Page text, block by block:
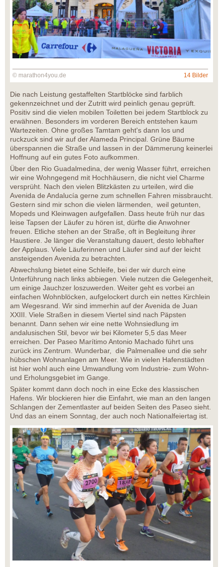
© marathon4you.de 14 Bilder
Die nach Leistung gestaffelten Startblöcke sind farblich
gekennzeichnet und der Zutritt wird peinlich genau geprüft.
Positiv sind die vielen mobilen Toiletten bei jedem Startblock zu
erwähnen. Besonders im vorderen Bereich entstehen kaum
Wartezeiten. Ohne großes Tamtam geht's dann los und
ruckzuck sind wir auf der Alameda Principal. Grüne Bäume
überspannen die Straße und lassen in der Dämmerung keinerlei
Hoffnung auf ein gutes Foto aufkommen.
Über den Rio Guadalmedina, der wenig Wasser führt, erreichen
wir eine Wohngegend mit Hochhäusern, die nicht viel Charme
versprüht. Nach den vielen Blitzkästen zu urteilen, wird die
Avenida de Andalucía gerne zum schnellen Fahren missbraucht.
Gestern sind mir schon die vielen lärmenden, weil getunten,
Mopeds und Kleinwagen aufgefallen. Dass heute früh nur das
leise Tapsen der Läufer zu hören ist, dürfte die Anwohner
freuen. Etliche stehen an der Straße, oft in Begleitung ihrer
Haustiere. Je länger die Veranstaltung dauert, desto lebhafter
der Applaus. Viele Läuferinnen und Läufer sind auf der leicht
ansteigenden Avenida zu betrachten.
Abwechslung bietet eine Schleife, bei der wir durch eine
Unterführung nach links abbiegen. Viele nutzen die Gelegenheit,
um einige Jauchzer loszuwerden. Weiter geht es vorbei an
einfachen Wohnblöcken, aufgelockert durch ein nettes Kirchlein
am Wegesrand. Wir sind immerhin auf der Avenida de Juan
XXIII. Viele Straßen in diesem Viertel sind nach Päpsten
benannt. Dann sehen wir eine nette Wohnsiedlung im
andalusischen Stil, bevor wir bei Kilometer 5,5 das Meer
erreichen. Der Paseo Marítimo Antonio Machado führt uns
zurück ins Zentrum. Wunderbar, die Palmenallee und die sehr
hübschen Wohnanlagen am Meer. Wie in vielen Hafenstädten
ist hier wohl auch eine Umwandlung vom Industrie- zum Wohn-
und Erholungsgebiet im Gange.
Später kommt dann doch noch in eine Ecke des klassischen
Hafens. Wir blockieren hier die Einfahrt, wie man an den langen
Schlangen der Zementlaster auf beiden Seiten des Paseo sieht.
Und das an einem Sonntag, der auch noch Nationalfeiertag ist.